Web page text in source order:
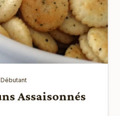
Débutant
Assaisonnés